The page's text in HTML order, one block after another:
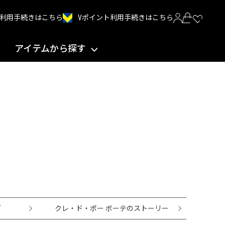
利用手続きはこちら Vポイント利用手続きはこちら
アイテムから探す
クレ・ド・ポー ボーテのストーリー